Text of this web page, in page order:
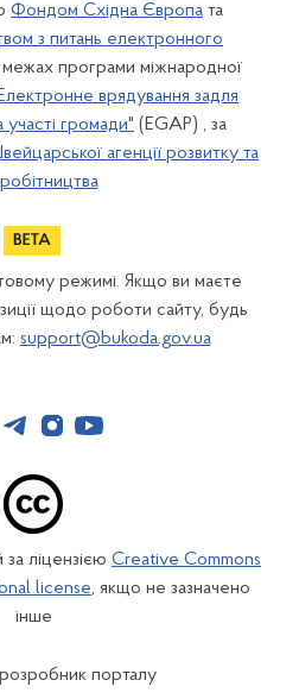
Фондом Східна Європа та
з питань електронного
програми міжнародної
врядування задля
участі громади" (EGAP) , за
агенції розвитку та
режимі. Якщо ви маєте
щодо роботи сайту, будь
support@bukoda.gov.ua
ліцензією Creative Commons
license, якщо не зазначено
інше
розробник порталу